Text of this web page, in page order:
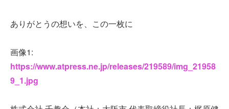
ありがとうの想いを、この一枚に
画像1:
https://www.atpress.ne.jp/releases/219589/img_21958
9_1.jpg